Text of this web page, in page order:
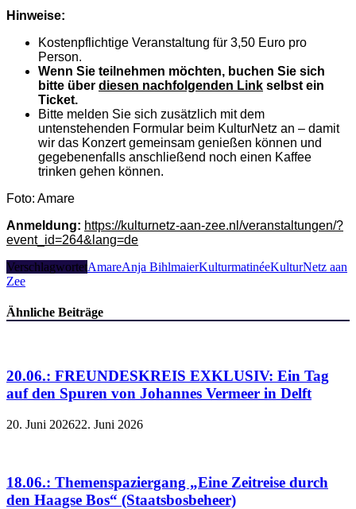
Hinweise:
Kostenpflichtige Veranstaltung für 3,50 Euro pro
Person.
Wenn Sie teilnehmen möchten, buchen Sie sich
bitte über diesen nachfolgenden Link selbst ein
Ticket.
Bitte melden Sie sich zusätzlich mit dem
untenstehenden Formular beim KulturNetz an – damit
wir das Konzert gemeinsam genießen können und
gegebenenfalls anschließend noch einen Kaffee
trinken gehen können.
Foto: Amare
Anmeldung: https://kulturnetz-aan-zee.nl/veranstaltungen/?
event_id=264&lang=de
VerschlagwortetAmareAnja BihlmaierKulturmatinéeKulturNetz aan
Zee
Ähnliche Beiträge
20.06.: FREUNDESKREIS EXKLUSIV: Ein Tag
auf den Spuren von Johannes Vermeer in Delft
20. Juni 202622. Juni 2026
18.06.: Themenspaziergang „Eine Zeitreise durch
den Haagse Bos“ (Staatsbosbeheer)